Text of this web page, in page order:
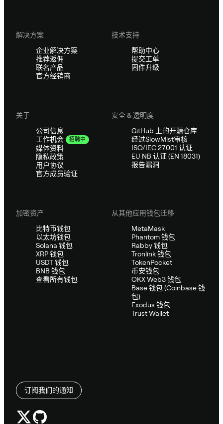
解决方案
企业解决方案
推荐返佣
联名产品
官方经销商
技术支持
帮助中心
提交工单
固件升级
关于
公司信息
工作机会
招聘中
媒体资料
隐私政策
用户协议
官方成员验证
安全 & 透明度
GitHub 上的开源仓库
经过SlowMist审核
ISO/IEC 27001 认证
EU NB 认证 (EN 18031)
报告漏洞
加密资产
比特币钱包
以太坊钱包
Solana 钱包
XRP 钱包
USDT 钱包
BNB 钱包
查看所有钱包
从其他应用钱包迁移
MetaMask
Phantom 钱包
Rabby 钱包
Tronlink 钱包
TokenPocket
币安钱包
OKX Web3 钱包
Base 钱包 (Coinbase 钱
包)
Exodus 钱包
Trust Wallet
订阅我们的通知